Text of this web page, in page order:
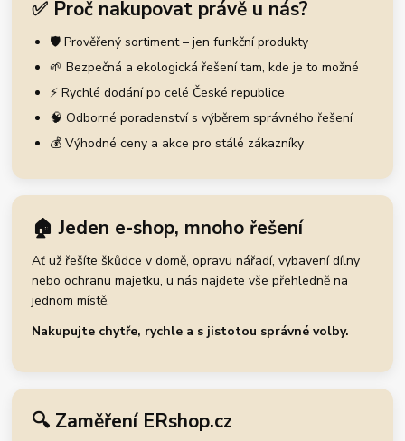
✅ Proč nakupovat právě u nás?
🛡️ Prověřený sortiment – jen funkční produkty
🌱 Bezpečná a ekologická řešení tam, kde je to možné
⚡ Rychlé dodání po celé České republice
🧠 Odborné poradenství s výběrem správného řešení
💰 Výhodné ceny a akce pro stálé zákazníky
🏠 Jeden e-shop, mnoho řešení
Ať už řešíte škůdce v domě, opravu nářadí, vybavení dílny
nebo ochranu majetku, u nás najdete vše přehledně na
jednom místě.
Nakupujte chytře, rychle a s jistotou správné volby.
🔍 Zaměření ERshop.cz